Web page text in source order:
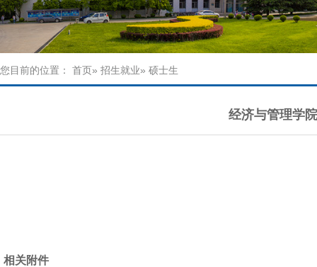
您目前的位置： 首页» 招生就业» 硕士生
经济与管理学
相关附件